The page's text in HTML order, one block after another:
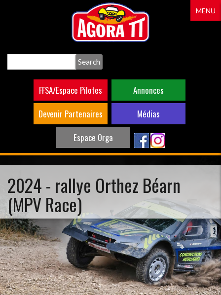
FFSA/Espace Pilotes
Annonces
Devenir Partenaires
Médias
Espace Orga
MENU
2024 - rallye Orthez Béarn
(MPV Race)